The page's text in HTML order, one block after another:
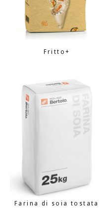
Fritto+
Farina di soia tostata